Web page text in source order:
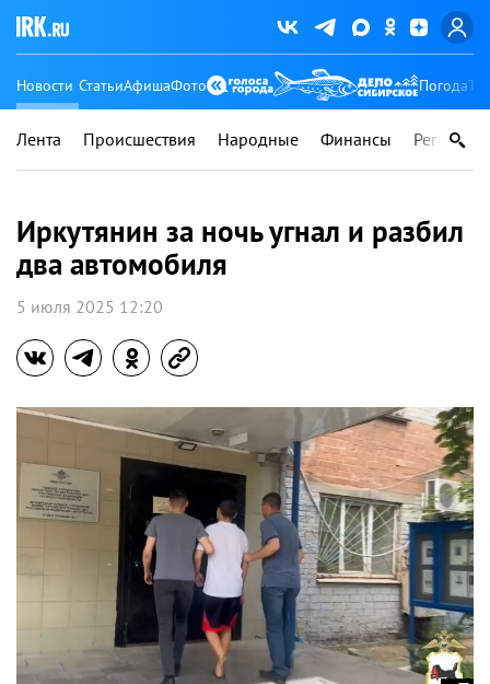
Новости СтатьиАфишаФото Погода
Лента Происшествия Народные Финансы Регионы
Иркутянин за ночь угнал и разбил
два автомобиля
5 июля 2025 12:20